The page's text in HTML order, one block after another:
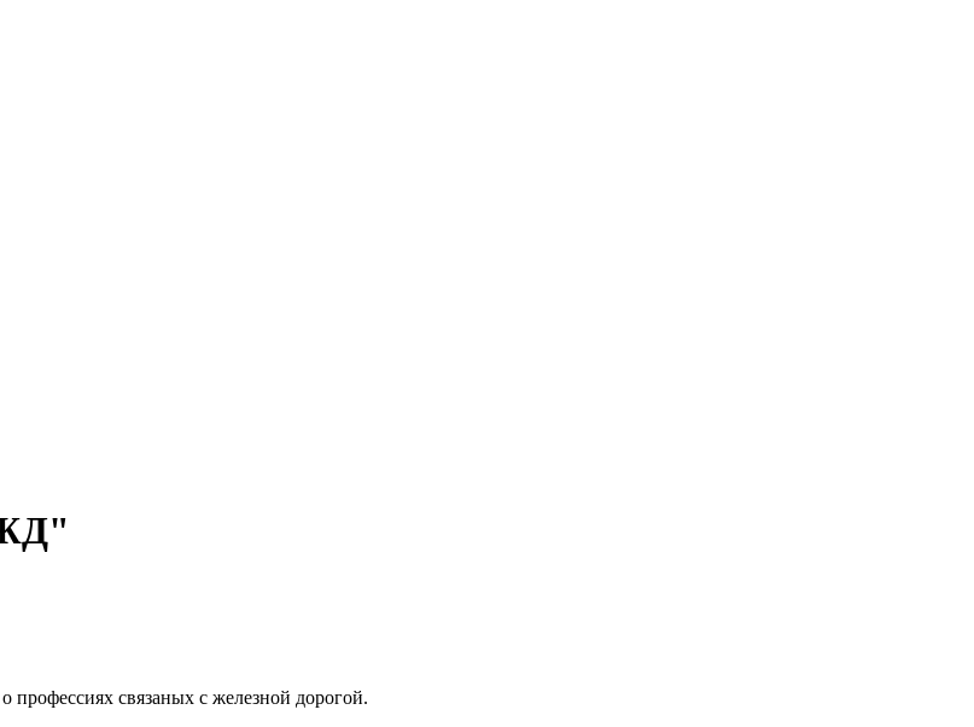
связаных с железной дорогой.